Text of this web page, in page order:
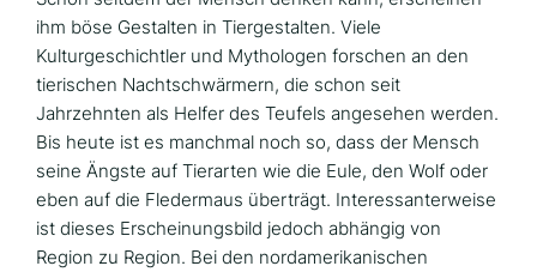
ihm böse Gestalten in Tiergestalten. Viele
Kulturgeschichtler und Mythologen forschen an den
tierischen Nachtschwärmern, die schon seit
Jahrzehnten als Helfer des Teufels angesehen werden.
Bis heute ist es manchmal noch so, dass der Mensch
seine Ängste auf Tierarten wie die Eule, den Wolf oder
eben auf die Fledermaus überträgt. Interessanterweise
ist dieses Erscheinungsbild jedoch abhängig von
Region zu Region. Bei den nordamerikanischen